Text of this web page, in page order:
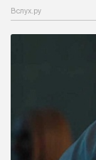
Вслух.ру